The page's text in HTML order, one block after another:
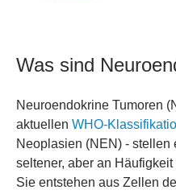
Was sind
Neuroendokrine Tumoren
aktuellen WHO-
Neoplasien (NEN) - stellen
seltener, aber an
Sie entstehen aus Zellen